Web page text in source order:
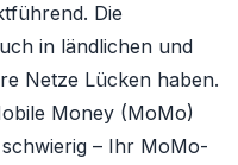
Die
in ländlichen und
Netze Lücken haben.
Money (MoMo)
– Ihr MoMo-